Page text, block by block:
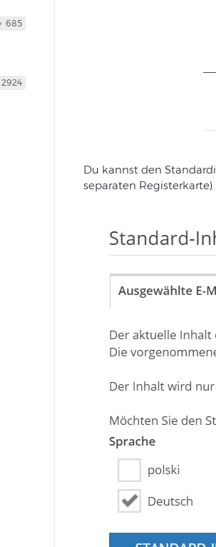
Du kannst den
separaten
685
2924